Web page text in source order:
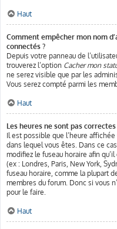
Haut
Comment empêcher mon nom
connectés ?
Depuis votre panneau de
trouverez l’option Cacher mon
ne serez visible que par les
Vous serez compté parmi les
Haut
Les heures ne sont pas correctes
Il est possible que l’heure
dans lequel vous êtes. Dans ce
modifiez le fuseau horaire afin
(ex : Londres, Paris, New York,
fuseau horaire, comme la plupart
membres du forum. Donc si vous
pour le faire.
Haut